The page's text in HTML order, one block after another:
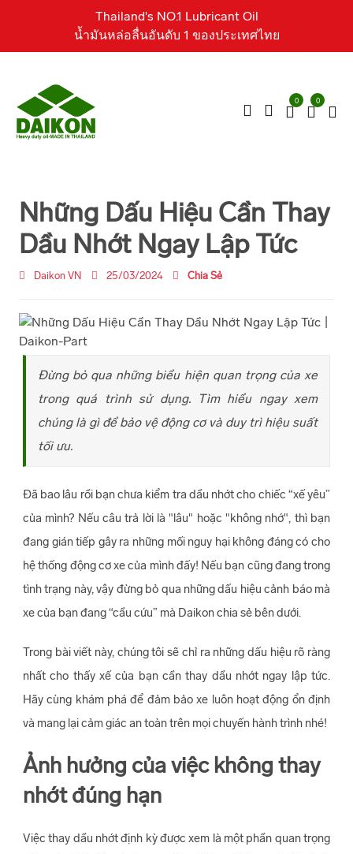
Thailand's NO.1 Lubricant Oil
น้ำมันหล่อลื่นอันดับ 1 ของประเทศไทย
0 0
Những Dấu Hiệu Cần Thay
Dầu Nhớt Ngay Lập Tức
Daikon VN 25/03/2024 Chia Sẻ
Đừng bỏ qua những biểu hiện quan trọng của xe
trong quá trình sử dụng. Tìm hiểu ngay xem
chúng là gì để bảo vệ động cơ và duy trì hiệu suất
tối ưu.
Đã bao lâu rồi bạn chưa kiểm tra dầu nhớt cho chiếc “xế yêu”
của mình? Nếu câu trả lời là "lâu" hoặc "không nhớ", thì bạn
đang gián tiếp gây ra những mối nguy hại không đáng có cho
hệ thống động cơ xe của mình đấy! Nếu bạn cũng đang trong
tình trạng này, vậy đừng bỏ qua những dấu hiệu cảnh báo mà
xe của bạn đang “cầu cứu” mà Daikon chia sẻ bên dưới.
Trong bài viết này, chúng tôi sẽ chỉ ra những dấu hiệu rõ ràng
nhất cho thấy xế của bạn cần thay dầu nhớt ngay lập tức.
Hãy cùng khám phá để đảm bảo xe luôn hoạt động ổn định
và mang lại cảm giác an toàn trên mọi chuyến hành trình nhé!
Ảnh hưởng của việc không thay
nhớt đúng hạn
Việc thay dầu nhớt định kỳ được xem là một phần quan trọng